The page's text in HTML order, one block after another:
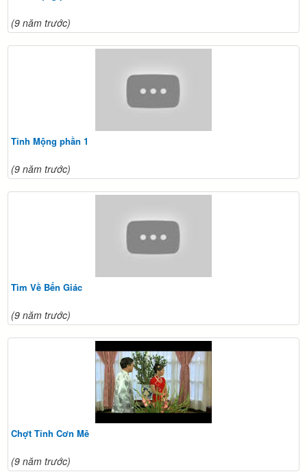
(9 năm trước)
Tỉnh Mộng phần 1
(9 năm trước)
Tìm Về Bến Giác
(9 năm trước)
Chợt Tỉnh Cơn Mê
(9 năm trước)